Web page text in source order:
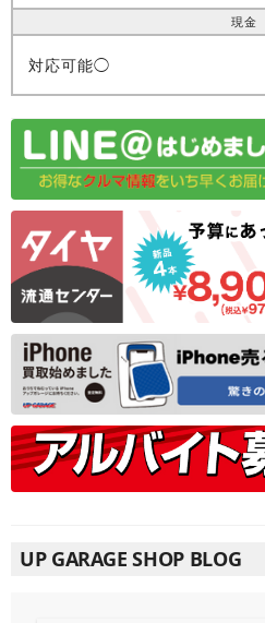
現金
対応可能◯
UP GARAGE SHOP BLOG